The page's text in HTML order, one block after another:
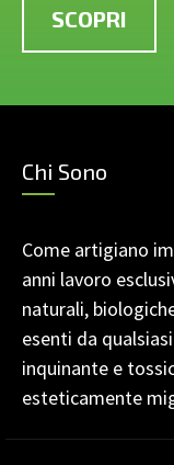
SCOPRI
Chi Sono
Come artigiano
anni lavoro
naturali,
esenti da
inquinante e
esteticamente